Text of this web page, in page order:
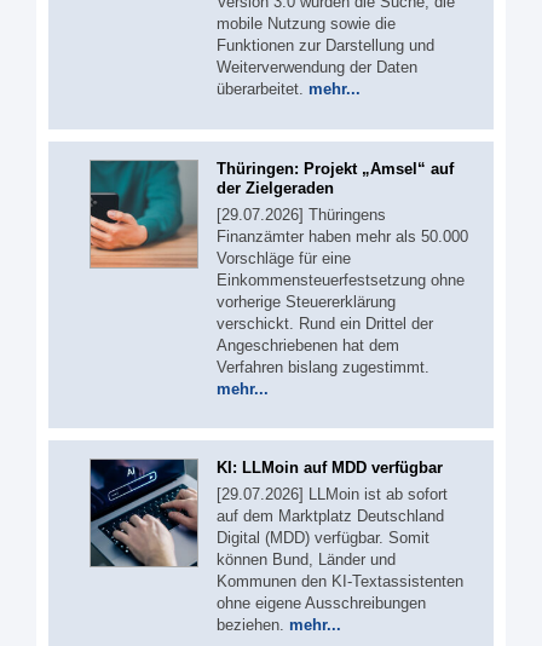
mobile Nutzung sowie die
Funktionen zur Darstellung und
Weiterverwendung der Daten
überarbeitet. mehr...
Thüringen: Projekt „Amsel“ auf
der Zielgeraden
[29.07.2026] Thüringens
Finanzämter haben mehr als 50.000
Vorschläge für eine
Einkommensteuerfestsetzung ohne
vorherige Steuererklärung
verschickt. Rund ein Drittel der
Angeschriebenen hat dem
Verfahren bislang zugestimmt.
mehr...
KI: LLMoin auf MDD verfügbar
[29.07.2026] LLMoin ist ab sofort
auf dem Marktplatz Deutschland
Digital (MDD) verfügbar. Somit
können Bund, Länder und
Kommunen den KI-Textassistenten
ohne eigene Ausschreibungen
beziehen. mehr...